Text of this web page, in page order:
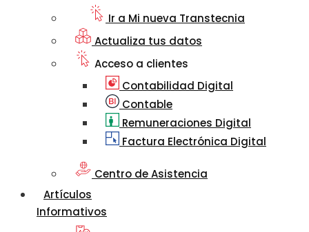
Ir a Mi nueva Transtecnia
Actualiza tus datos
Acceso a clientes
Contabilidad Digital
Contable
Remuneraciones Digital
Factura Electrónica Digital
Centro de Asistencia
Artículos
Informativos